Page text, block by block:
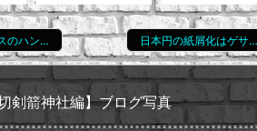
のハン… 日本円の紙屑化はゲサ…
剣箭神社編】ブログ写真